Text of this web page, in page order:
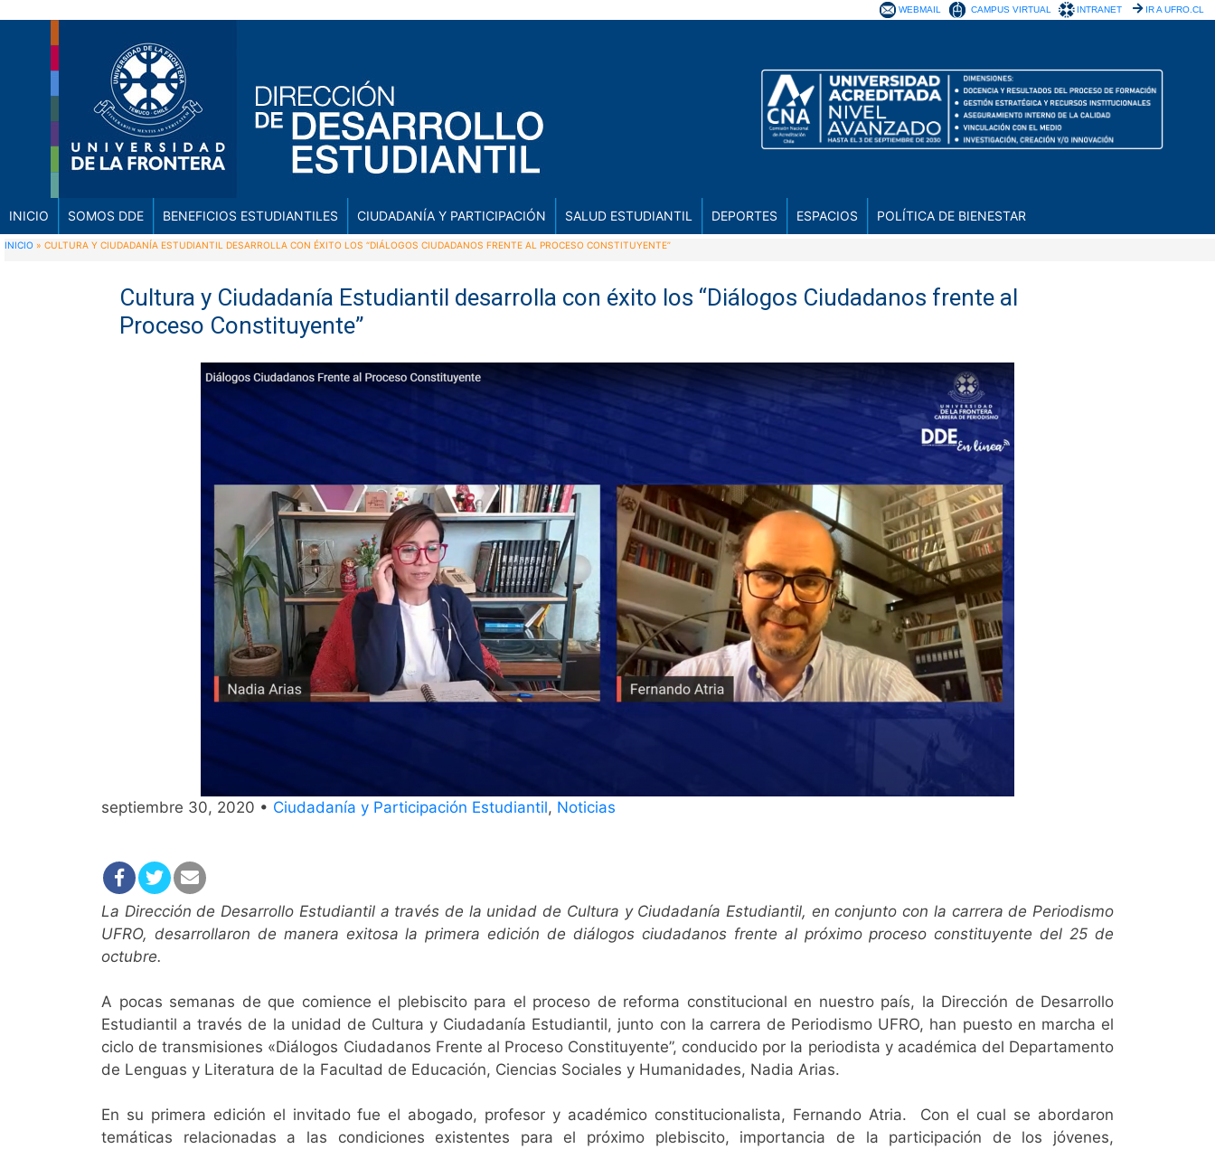
WEBMAIL CAMPUS VIRTUAL INTRANET IR A UFRO.CL
INICIO SOMOS DDE BENEFICIOS ESTUDIANTILES CIUDADANÍA Y PARTICIPACIÓN SALUD ESTUDIANTIL DEPORTES ESPACIOS POLÍTICA DE BIENESTAR
INICIO » CULTURA Y CIUDADANÍA ESTUDIANTIL DESARROLLA CON ÉXITO LOS “DIÁLOGOS CIUDADANOS FRENTE AL PROCESO CONSTITUYENTE”
Cultura y Ciudadanía Estudiantil desarrolla con éxito los “Diálogos Ciudadanos frente al
Proceso Constituyente”
septiembre 30, 2020 • Ciudadanía y Participación Estudiantil, Noticias
La Dirección de Desarrollo Estudiantil a través de la unidad de Cultura y Ciudadanía Estudiantil, en conjunto con la carrera de Periodismo
UFRO, desarrollaron de manera exitosa la primera edición de diálogos ciudadanos frente al próximo proceso constituyente del 25 de
octubre.
A pocas semanas de que comience el plebiscito para el proceso de reforma constitucional en nuestro país, la Dirección de Desarrollo
Estudiantil a través de la unidad de Cultura y Ciudadanía Estudiantil, junto con la carrera de Periodismo UFRO, han puesto en marcha el
ciclo de transmisiones «Diálogos Ciudadanos Frente al Proceso Constituyente”, conducido por la periodista y académica del Departamento
de Lenguas y Literatura de la Facultad de Educación, Ciencias Sociales y Humanidades, Nadia Arias.
En su primera edición el invitado fue el abogado, profesor y académico constitucionalista, Fernando Atria. Con el cual se abordaron
temáticas relacionadas a las condiciones existentes para el próximo plebiscito, importancia de la participación de los jóvenes,